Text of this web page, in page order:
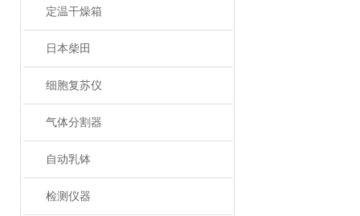
定温干燥箱
日本柴田
细胞复苏仪
气体分割器
自动乳钵
检测仪器